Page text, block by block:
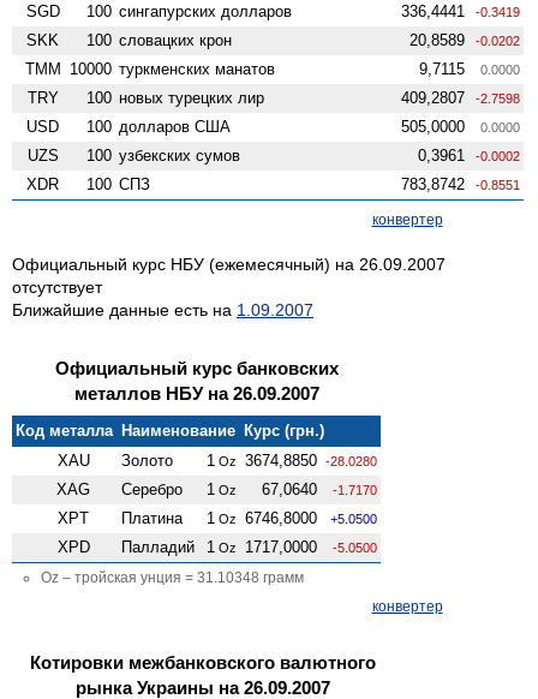
SGD 100 сингапурских долларов 336,4441 -0.3419
SKK 100 словацких крон 20,8589 -0.0202
TMM 10000 туркменских манатов 9,7115 0.0000
TRY 100 новых турецких лир 409,2807 -2.7598
USD 100 долларов США 505,0000 0.0000
UZS 100 узбекских сумов 0,3961 -0.0002
XDR 100 СПЗ 783,8742 -0.8551
конвертер
Официальный курс НБУ (ежемесячный) на 26.09.2007
отсутствует
Ближайшие данные есть на 1.09.2007
Официальный курс банковских
металлов НБУ на 26.09.2007
Код металла Наименование Курс (грн.)
XAU
Золото 1 Oz 3674,8850 -28.0280
XAG Серебро 1 Oz 67,0640 -1.7170
XPT Платина 1 Oz 6746,8000 +5.0500
XPD Палладий 1 Oz 1717,0000 -5.0500
Oz – тройская унция = 31.10348 грамм
конвертер
Котировки межбанковского валютного
рынка Украины на 26.09.2007